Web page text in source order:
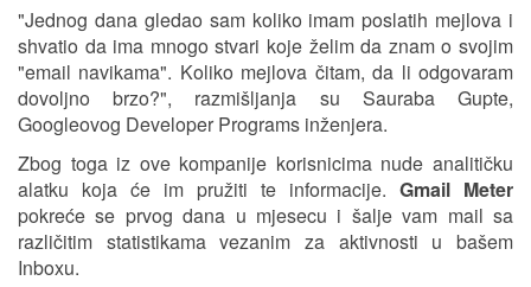
"Jednog dana gledao sam koliko imam poslatih mejlova i
shvatio da ima mnogo stvari koje želim da znam o svojim
"email navikama". Koliko mejlova čitam, da li odgovaram
dovoljno brzo?", razmišljanja su Sauraba Gupte,
Googleovog Developer Programs inženjera.
Zbog toga iz ove kompanije korisnicima nude analitičku
alatku koja će im pružiti te informacije. Gmail Meter
pokreće se prvog dana u mjesecu i šalje vam mail sa
različitim statistikama vezanim za aktivnosti u bašem
Inboxu.